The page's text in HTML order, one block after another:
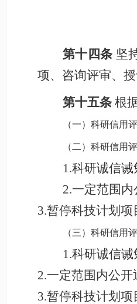
第十四条 坚
项、咨询评审、
第十五条 根
（一）科研信用
（二）科研信用
1.科研诚信诫
2.一定范围内
3.暂停科技计划
（三）科研信用
1.科研诚信诫
2.一定范围内公开
3.暂停科技计划